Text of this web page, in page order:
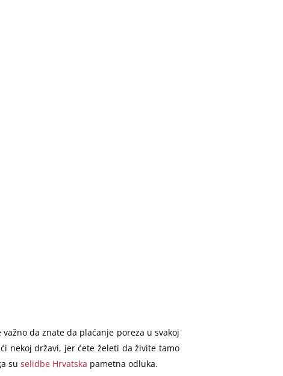
da znate da plaćanje poreza u svakoj
nekoj državi, jer ćete želeti da živite tamo
suselidbe Hrvatska pametna odluka.